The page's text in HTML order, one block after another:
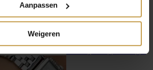
Aanpassen
Weigeren